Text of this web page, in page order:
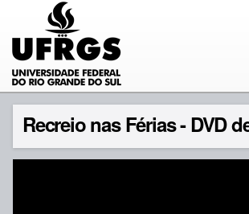
Recreio nas Férias - DVD